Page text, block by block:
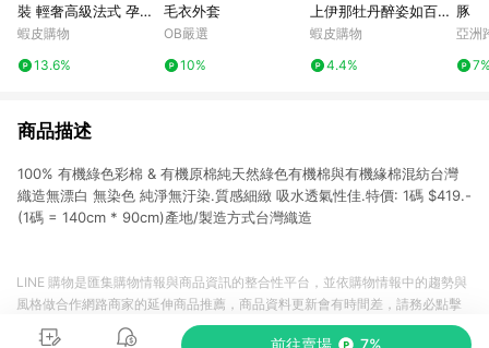
裝 輕奢高級法式 孕婦
連衣裙 夏季新款 氣質
織長裙 修身孕婦長裙
蝦皮購物
13.6%
毛衣外套
OB嚴選
10%
上伊那牡丹醉姿如百合
15CM棉花娃娃可愛酒
物
蝦皮購物
4.4%
豚
亞洲
商品描述
100% 有機綠色彩棉 & 有機原棉純天然綠色有機棉與有機緣棉混紡台灣
織造無漂白 無染色 純淨無汙染.質感細緻 吸水透氣性佳.特價: 1碼 $419.-
(1碼 = 140cm * 90cm)產地/製造方式台灣織造
前往賣場 7%
LINE 購物是匯集購物情報與商品資訊的整合性平台，並依購物情報中的趨勢與
風格做合作網路商家的延伸商品推薦，商品資料更新會有時間差，請務必點擊
商品至各合作網路商家，確認現售價與購物條件，一切資訊以合作廠商網頁為